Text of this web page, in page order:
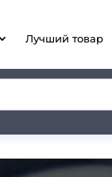
Лучший товар